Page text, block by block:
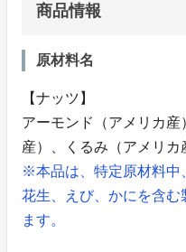
商品情報
原材料名
【ナッツ】
アーモンド（アメリカ
産）、くるみ（アメリカ
※本品は、特定原材料中
花生、えび、かにを含
ます。